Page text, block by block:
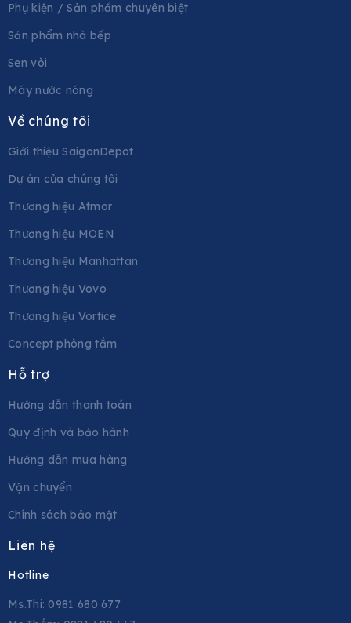
Phụ kiện / Sản phẩm chuyên biệt
Sản phẩm nhà bếp
Sen vòi
Máy nước nóng
Về chúng tôi
Giới thiệu SaigonDepot
Dự án của chúng tôi
Thương hiệu Atmor
Thương hiệu MOEN
Thương hiệu Manhattan
Thương hiệu Vovo
Thương hiệu Vortice
Concept phòng tắm
Hỗ trợ
Hướng dẫn thanh toán
Quy định và bảo hành
Hướng dẫn mua hàng
Vận chuyển
Chính sách bảo mật
Liên hệ
Hotline
Ms.Thi: 0981 680 677